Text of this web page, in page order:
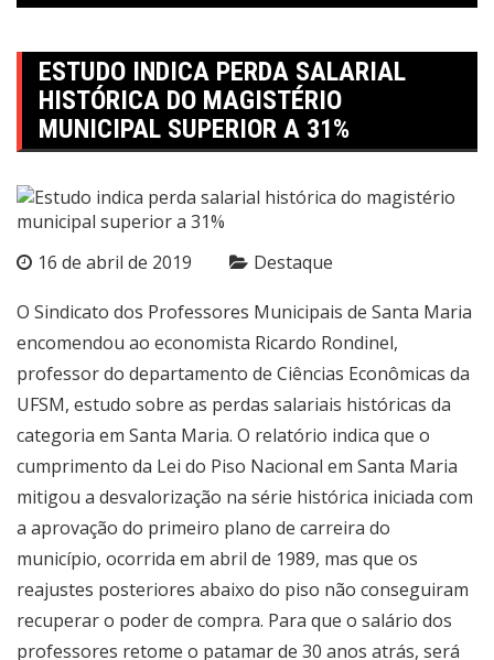
ESTUDO INDICA PERDA SALARIAL
HISTÓRICA DO MAGISTÉRIO
MUNICIPAL SUPERIOR A 31%
16 de abril de 2019 Destaque
O Sindicato dos Professores Municipais de Santa Maria
encomendou ao economista Ricardo Rondinel,
professor do departamento de Ciências Econômicas da
UFSM, estudo sobre as perdas salariais históricas da
categoria em Santa Maria. O relatório indica que o
cumprimento da Lei do Piso Nacional em Santa Maria
mitigou a desvalorização na série histórica iniciada com
a aprovação do primeiro plano de carreira do
município, ocorrida em abril de 1989, mas que os
reajustes posteriores abaixo do piso não conseguiram
recuperar o poder de compra. Para que o salário dos
professores retome o patamar de 30 anos atrás, será